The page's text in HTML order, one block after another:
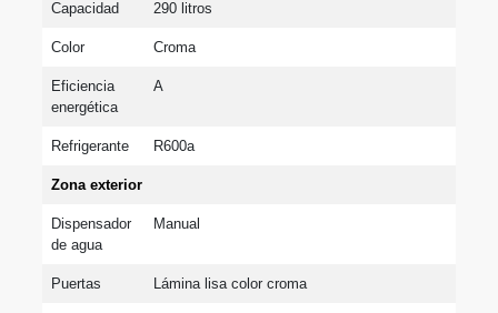
Capacidad 290 litros
Color Croma
Eficiencia
energética
A
Refrigerante R600a
Zona exterior
Dispensador
de agua
Manual
Puertas Lámina lisa color croma